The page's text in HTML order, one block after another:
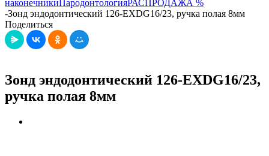
наконечникиПародонтологияРАСПРОДАЖА %
-Зонд эндодонтический 126-EXDG16/23, ручка полая 8мм
Поделиться
Зонд эндодонтический 126-EXDG16/23,
ручка полая 8мм